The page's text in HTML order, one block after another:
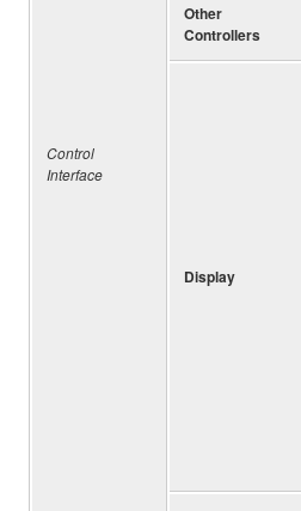
Control
Interface
Other
Controllers
Display